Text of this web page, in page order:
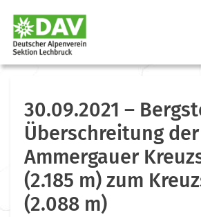
30.09.2021 –
Überschreitung der
Ammergauer
(2.185 m) zum
(2.088 m)